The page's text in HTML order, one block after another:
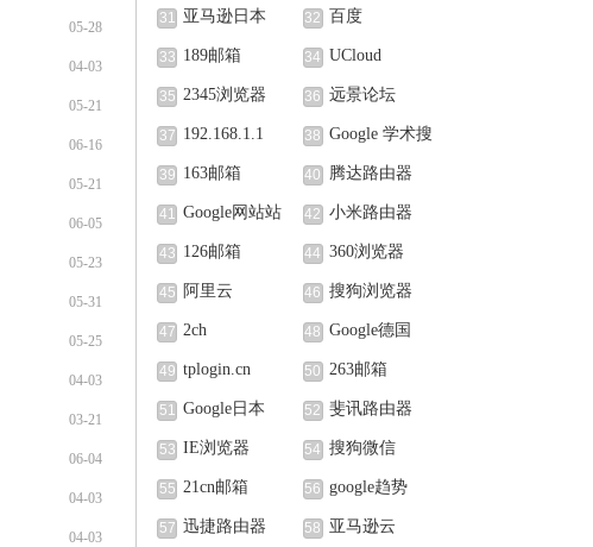
05-28
04-03
05-21
06-16
05-21
06-05
05-23
05-31
05-25
04-03
03-21
06-04
04-03
04-03
31 亚马逊日本 32 百度
33 189邮箱 34 UCloud
35 2345浏览器 36 远景论坛
37 192.168.1.1 38 Google 学术搜
索
39 163邮箱 40 腾达路由器
41 Google网站站
长中心
42 小米路由器
43 126邮箱 44 360浏览器
45 阿里云 46 搜狗浏览器
47 2ch 48 Google德国
49 tplogin.cn 50 263邮箱
51 Google日本 52 斐讯路由器
53 IE浏览器 54 搜狗微信
55 21cn邮箱 56 google趋势
57 迅捷路由器 58 亚马逊云